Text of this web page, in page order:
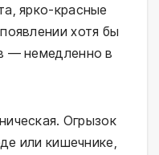
ярко-красные
хотя бы
— немедленно в
Огрызок
или кишечнике,